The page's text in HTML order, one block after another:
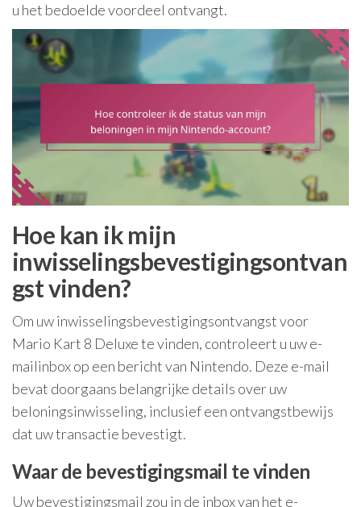
u het bedoelde voordeel ontvangt.
Hoe kan ik mijn
inwisselingsbevestigingsontvan
gst vinden?
Om uw inwisselingsbevestigingsontvangst voor
Mario Kart 8 Deluxe te vinden, controleert u uw e-
mailinbox op een bericht van Nintendo. Deze e-mail
bevat doorgaans belangrijke details over uw
beloningsinwisseling, inclusief een ontvangstbewijs
dat uw transactie bevestigt.
Waar de bevestigingsmail te vinden
Uw bevestigingsmail zou in de inbox van het e-